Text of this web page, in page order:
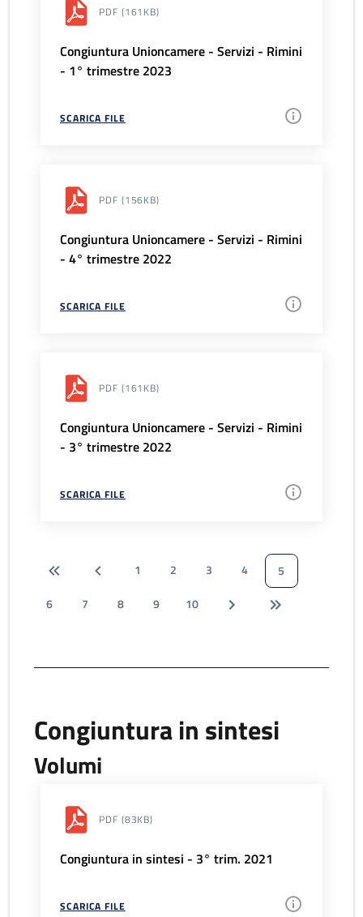
PDF (161KB)
Congiuntura Unioncamere - Servizi - Rimini
- 1° trimestre 2023
SCARICA FILE
PDF (156KB)
Congiuntura Unioncamere - Servizi - Rimini
- 4° trimestre 2022
SCARICA FILE
PDF (161KB)
Congiuntura Unioncamere - Servizi - Rimini
- 3° trimestre 2022
SCARICA FILE
1 2 3 4
5
6
7 8 9 10
Congiuntura in sintesi
Volumi
PDF (83KB)
Congiuntura in sintesi - 3° trim. 2021
SCARICA FILE